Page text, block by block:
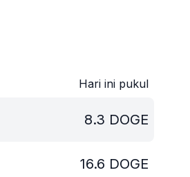
Hari ini pukul
8.3 DOGE
16.6 DOGE